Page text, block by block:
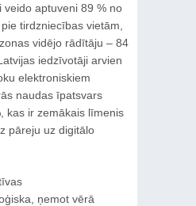
veido aptuveni 89 % no
tirdzniecības vietām,
vidējo rādītāju – 84
iedzīvotāji arvien
elektroniskiem
naudas īpatsvars
kas ir zemākais līmenis
pāreju uz digitālo
ņemot vērā